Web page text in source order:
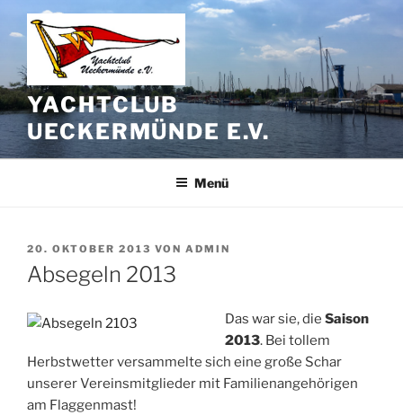
Zum
Inhalt
springen
YACHTCLUB
UECKERMÜNDE E.V.
Menü
VERÖFFENTLICHT
AM
20. OKTOBER 2013 VON ADMIN
Absegeln 2013
Das war sie, die Saison
2013. Bei tollem
Herbstwetter versammelte sich eine große Schar
unserer Vereinsmitglieder mit Familienangehörigen
am Flaggenmast!